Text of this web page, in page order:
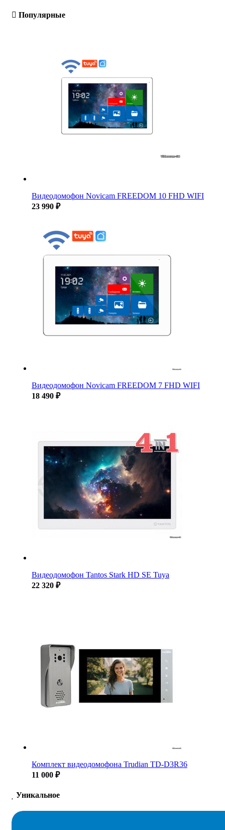
Популярные
Видеодомофон Novicam FREEDOM 10 FHD WIFI
23 990 ₽
Видеодомофон Novicam FREEDOM 7 FHD WIFI
18 490 ₽
Видеодомофон Tantos Stark HD SE Tuya
22 320 ₽
Комплект видеодомофона Trudian TD-D3R36
11 000 ₽
Уникальное